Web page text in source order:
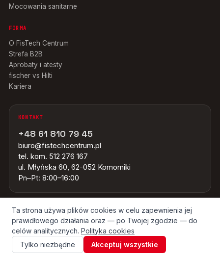
Mocowania sanitarne
FIRMA
O FisTech Centrum
Strefa B2B
Aprobaty i atesty
fischer vs Hilti
Kariera
KONTAKT
+48 61 810 79 45
biuro@fistechcentrum.pl
tel. kom. 512 276 167
ul. Młyńska 60, 62-052 Komorniki
Pn–Pt: 8:00–16:00
© 2026 FISTECH CENTRUM · WSZYSTKIE ZNAKI TOWAROWE NALEŻĄ DO
ICH WŁAŚCICIELI · ŹRÓDŁO OBRAZÓW: GRUPA FISCHER
REGULAMIN POLITYKA PRYWATNOŚCICOOKIES
Ta strona używa plików cookies w celu zapewnienia jej
prawidłowego działania oraz — po Twojej zgodzie — do
celów analitycznych. Polityka cookies
Tylko niezbędne
Akceptuj wszystkie